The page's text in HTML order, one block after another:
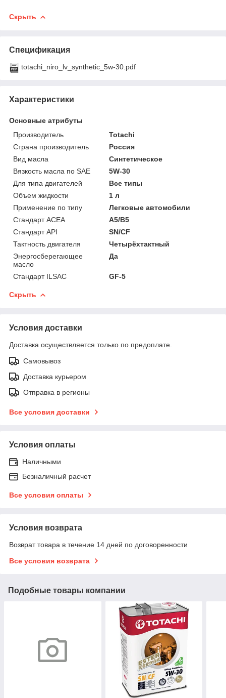
Скрыть
Спецификация
totachi_niro_lv_synthetic_5w-30.pdf
Характеристики
Основные атрибуты
Производитель
Totachi
Страна производитель
Россия
Вид масла
Синтетическое
Вязкость масла по SAE
5W-30
Для типа двигателей
Все типы
Объем жидкости
1 л
Применение по типу
Легковые автомобили
Стандарт ACEA
A5/B5
Стандарт API
SN/CF
Тактность двигателя
Четырёхтактный
Энергосберегающее
масло
Да
Стандарт ILSAC GF-5
Скрыть
Условия доставки
Доставка осуществляется только по предоплате.
Самовывоз
Доставка курьером
Отправка в регионы
Все условия доставки
Условия оплаты
Наличными
Безналичный расчет
Все условия оплаты
Условия возврата
Возврат товара в течение 14 дней по договоренности
Все условия возврата
Подобные товары компании